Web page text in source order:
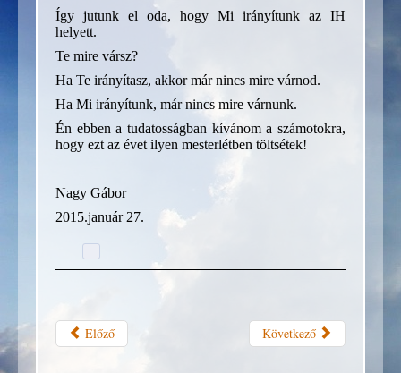
Így jutunk el oda, hogy Mi irányítunk az IH
helyett.
Te mire vársz?
Ha Te irányítasz, akkor már nincs mire várnod.
Ha Mi irányítunk, már nincs mire várnunk.
Én ebben a tudatosságban kívánom a számotokra,
hogy ezt az évet ilyen mesterlétben töltsétek!
Nagy Gábor
2015.január 27.
Előző Következő